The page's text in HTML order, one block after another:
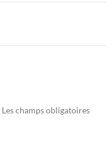
Les champs obligatoires